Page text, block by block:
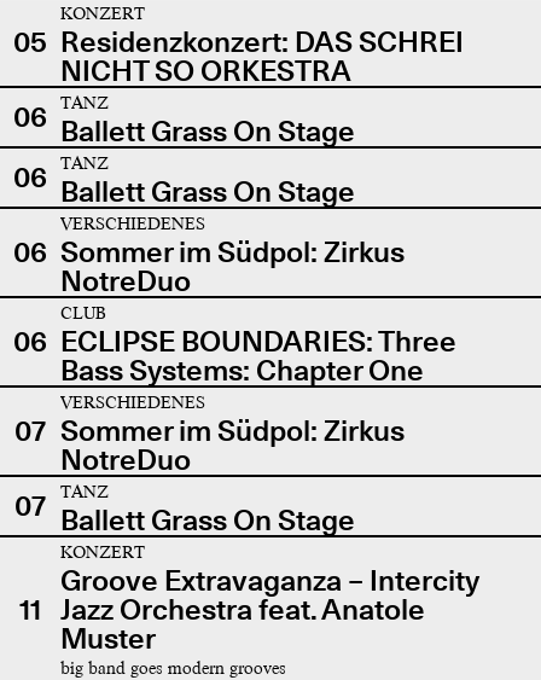
05
KONZERT
Residenzkonzert: DAS SCHREI
NICHT SO ORKESTRA
06
TANZ
Ballett Grass On Stage
06
TANZ
Ballett Grass On Stage
06
VERSCHIEDENES
Sommer im Südpol: Zirkus
NotreDuo
06
CLUB
ECLIPSE BOUNDARIES: Three
Bass Systems: Chapter One
07
VERSCHIEDENES
Sommer im Südpol: Zirkus
NotreDuo
07
TANZ
Ballett Grass On Stage
11
KONZERT
Groove Extravaganza – Intercity
Jazz Orchestra feat. Anatole
Muster
big band goes modern grooves